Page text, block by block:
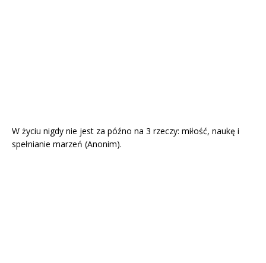
W życiu nigdy nie jest za późno na 3 rzeczy: miłość, naukę i
spełnianie marzeń (Anonim).